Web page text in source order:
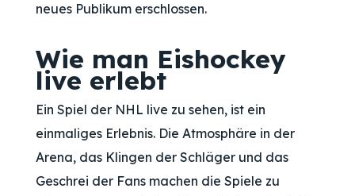
neues Publikum erschlossen.
Wie man Eishockey
live erlebt
Ein Spiel der NHL live zu sehen, ist ein
einmaliges Erlebnis. Die Atmosphäre in der
Arena, das Klingen der Schläger und das
Geschrei der Fans machen die Spiele zu